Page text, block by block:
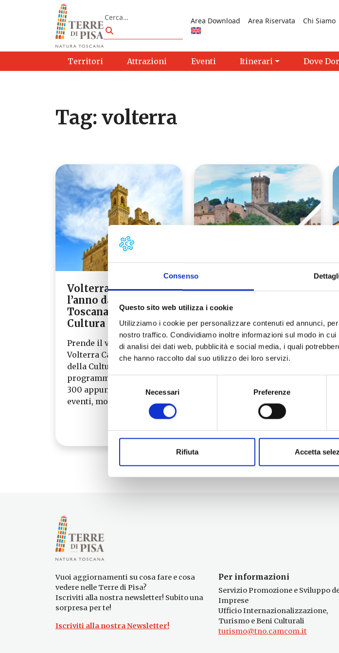
Consenso
Questo sito web utilizza i cookie
Utilizziamo i cookie per personalizzare contenuti ed annunci,
nostro traffico. Condividiamo inoltre informazioni sul modo in
di analisi dei dati web, pubblicità e social media, i quali
che hanno raccolto dal suo utilizzo dei loro servizi.
del
Necessari Preferenze
Rifiuta Accetta
Vai al contenuto
Cerca
Cerca
Area Download Area Riservata Chi Siamo
Territori Attrazioni Eventi Itinerari Dove
Tag: volterra
Volterra 22, al via
l’anno da Capitale
Toscana della
Cultura
Prende il via l’anno di
Volterra Capitale Toscana
della Cultura con un
programma che prevede
300 appuntamenti tra
eventi, mostre,…
Leggi tutto →
“Bell’Italia.
di Pisa protagoniste
su La7 il 30 maggio
Parte dalla Toscana la
nuova trasmissione
nazionale La7 e sceglie
ben due gioielli delle
“Terre di Pisa”,…
Leggi tutto →
Vuoi aggiornamenti su cosa fare e cosa
vedere nelle Terre di Pisa?
Iscriviti alla nostra newsletter! Subito una
sorpresa per te!
Iscriviti alla nostra Newsletter!
Per informazioni
Servizio Promozione e Sviluppo
Imprese
Ufficio Internazionalizzazione,
Turismo e Beni Culturali
turismo@tno.camcom.it